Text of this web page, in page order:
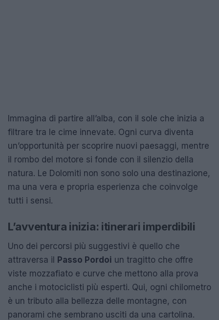
Immagina di partire all’alba, con il sole che inizia a
filtrare tra le cime innevate. Ogni curva diventa
un’opportunità per scoprire nuovi paesaggi, mentre
il rombo del motore si fonde con il silenzio della
natura. Le Dolomiti non sono solo una destinazione,
ma una vera e propria esperienza che coinvolge
tutti i sensi.
L’avventura inizia: itinerari imperdibili
Uno dei percorsi più suggestivi è quello che
attraversa il
Passo Pordoi un tragitto che offre
viste mozzafiato e curve che mettono alla prova
anche i motociclisti più esperti. Qui, ogni chilometro
è un tributo alla bellezza delle montagne, con
panorami che sembrano usciti da una cartolina.